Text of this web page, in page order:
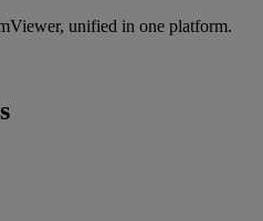
unified in one platform.